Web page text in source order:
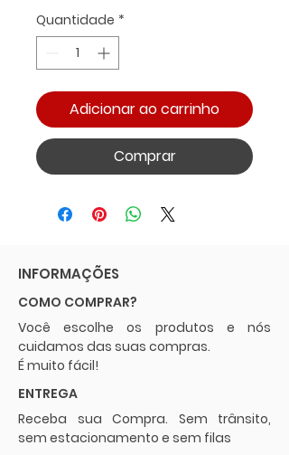
Quantidade *
Adicionar ao carrinho
Comprar
INFORMAÇÕES
COMO COMPRAR?
Você escolhe os produtos e nós
cuidamos das suas compras.
É muito fácil!
ENTREGA
Receba sua Compra. Sem trânsito,
sem estacionamento e sem filas